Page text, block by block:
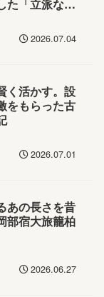
た「立派な
2026.07.04
く活かす。設
をもらった古
2026.07.01
あの長さを昔
部宿大旅籠柏
2026.06.27